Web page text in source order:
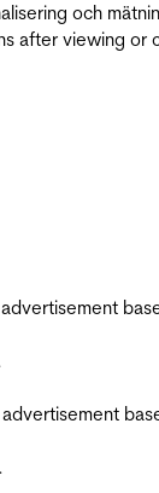
och
after viewing